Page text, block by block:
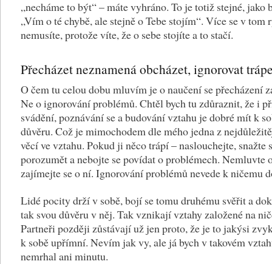
„necháme to být“ – máte vyhráno. To je totiž stejné, jako
„Vím o té chybě, ale stejně o Tebe stojím“. Více se v tom
nemusíte, protože víte, že o sebe stojíte a to stačí.
Přecházet neznamená obcházet, ignorovat
O čem tu celou dobu mluvím je o naučení se přecházení
Ne o ignorování problémů. Chtěl bych tu zdůraznit, že i
svádění, poznávání se a budování vztahu je dobré mít k
důvěru. Což je mimochodem dle mého jedna z
věcí ve vztahu. Pokud ji něco trápí – naslouchejte, snažte
porozumět a nebojte se povídat o problémech. Nemluvte
zajímejte se o ní. Ignorování problémů nevede k ničemu
Lidé pocity drží v sobě, bojí se tomu druhému svěřit a
tak svou důvěru v něj. Tak vznikají vztahy založené na
Partneři později zůstávají už jen proto, že je to jakýsi
k sobě upřímní. Nevím jak vy, ale já bych v takovém
nemrhal ani minutu.